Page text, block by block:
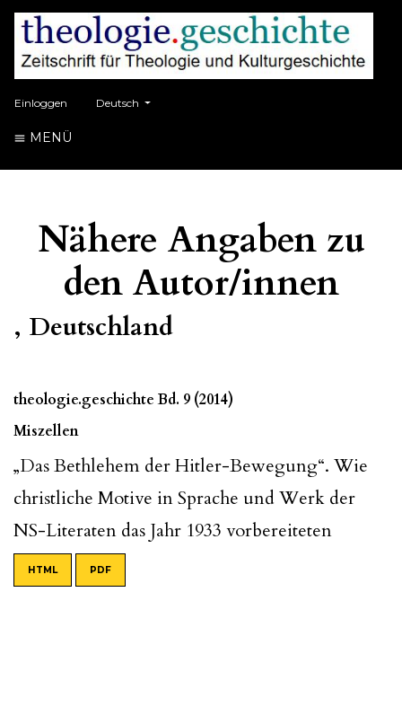
Einloggen ##plugins.themes.healthSciences.language.toggle##
Deutsch
MENÜ
Nähere Angaben zu
den Autor/innen
, Deutschland
theologie.geschichte Bd. 9 (2014)
Miszellen
„Das Bethlehem der Hitler-Bewegung“. Wie
christliche Motive in Sprache und Werk der
NS-Literaten das Jahr 1933 vorbereiteten
HTML PDF